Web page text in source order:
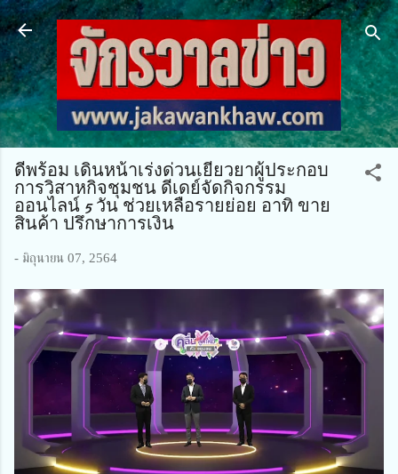
ข้ามไปที่เนื้อหาหลัก
ดีพร้อม เดินหน้าเร่งด่วนเยียวยาผู้ประกอบ
การวิสาหกิจชุมชน ดีเดย์จัดกิจกรรม
ออนไลน์ 5 วัน ช่วยเหลือรายย่อย อาทิ ขาย
สินค้า ปรึกษาการเงิน
- มิถุนายน 07, 2564